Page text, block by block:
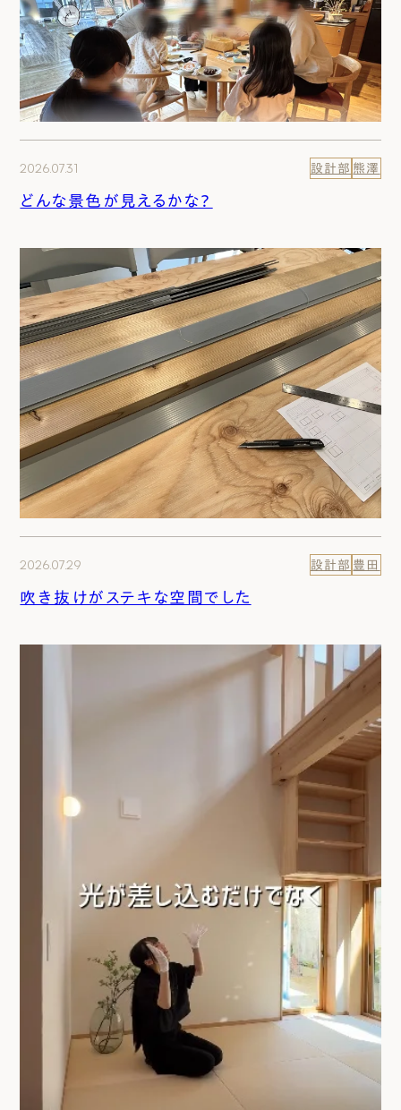
2026.07.31 設計部 熊澤
どんな景色が見えるかな？
2026.07.29 設計部 豊田
吹き抜けがステキな空間でした